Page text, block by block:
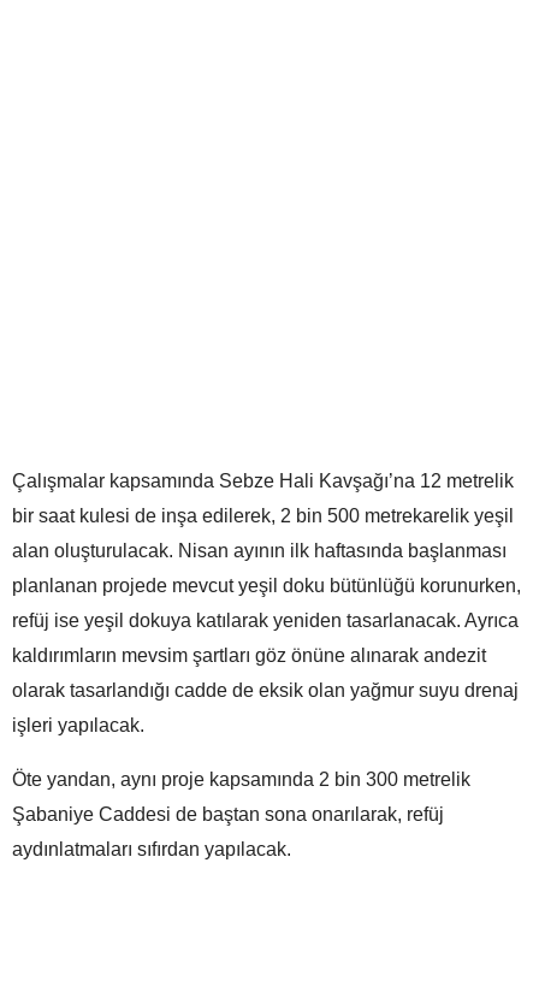
Çalışmalar kapsamında Sebze Hali Kavşağı’na 12 metrelik
bir saat kulesi de inşa edilerek, 2 bin 500 metrekarelik yeşil
alan oluşturulacak. Nisan ayının ilk haftasında başlanması
planlanan projede mevcut yeşil doku bütünlüğü korunurken,
refüj ise yeşil dokuya katılarak yeniden tasarlanacak. Ayrıca
kaldırımların mevsim şartları göz önüne alınarak andezit
olarak tasarlandığı cadde de eksik olan yağmur suyu drenaj
işleri yapılacak.
Öte yandan, aynı proje kapsamında 2 bin 300 metrelik
Şabaniye Caddesi de baştan sona onarılarak, refüj
aydınlatmaları sıfırdan yapılacak.